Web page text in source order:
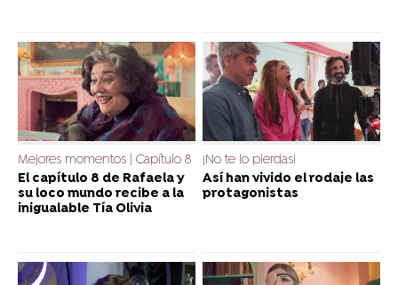
Mejores momentos | Capítulo 8
El capítulo 8 de Rafaela y
su loco mundo recibe a la
inigualable Tía Olivia
¡No te lo pierdas!
Así han vivido el rodaje las
protagonistas